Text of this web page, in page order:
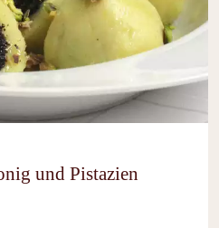
und Pistazien